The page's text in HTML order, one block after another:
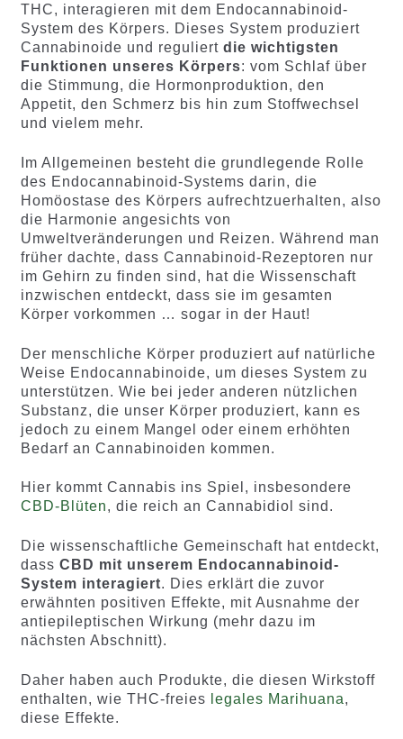
THC, interagieren mit dem Endocannabinoid-
System des Körpers. Dieses System produziert
Cannabinoide und reguliert die wichtigsten
Funktionen unseres Körpers: vom Schlaf über
die Stimmung, die Hormonproduktion, den
Appetit, den Schmerz bis hin zum Stoffwechsel
und vielem mehr.
Im Allgemeinen besteht die grundlegende Rolle
des Endocannabinoid-Systems darin, die
Homöostase des Körpers aufrechtzuerhalten, also
die Harmonie angesichts von
Umweltveränderungen und Reizen. Während man
früher dachte, dass Cannabinoid-Rezeptoren nur
im Gehirn zu finden sind, hat die Wissenschaft
inzwischen entdeckt, dass sie im gesamten
Körper vorkommen … sogar in der Haut!
Der menschliche Körper produziert auf natürliche
Weise Endocannabinoide, um dieses System zu
unterstützen. Wie bei jeder anderen nützlichen
Substanz, die unser Körper produziert, kann es
jedoch zu einem Mangel oder einem erhöhten
Bedarf an Cannabinoiden kommen.
Hier kommt Cannabis ins Spiel, insbesondere
CBD-Blüten, die reich an Cannabidiol sind.
Die wissenschaftliche Gemeinschaft hat entdeckt,
dass CBD mit unserem Endocannabinoid-
System interagiert. Dies erklärt die zuvor
erwähnten positiven Effekte, mit Ausnahme der
antiepileptischen Wirkung (mehr dazu im
nächsten Abschnitt).
Daher haben auch Produkte, die diesen Wirkstoff
enthalten, wie THC-freies
legales Marihuana,
diese Effekte.